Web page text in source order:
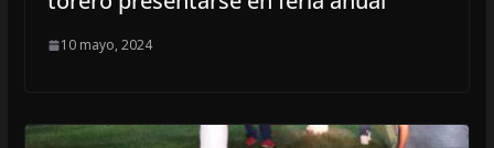
10 mayo, 2024